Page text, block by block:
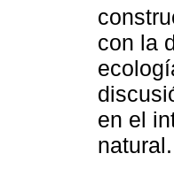
con la
en el
natural.